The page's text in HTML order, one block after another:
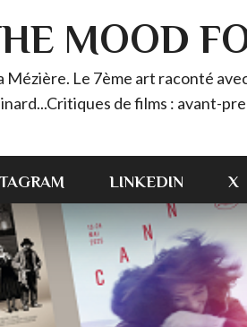
MOOD
Mézière. Le 7ème art raconté
de films : avant-
LINKEDIN X